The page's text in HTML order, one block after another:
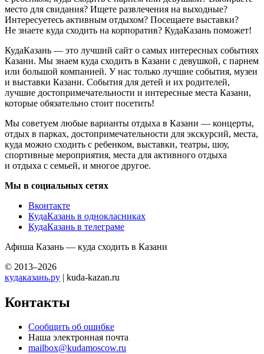
место для свидания? Ищете развлечения на выходные?
Интересуетесь активным отдыхом? Посещаете выставки?
Не знаете куда сходить на корпоратив? КудаКазань поможет!
КудаКазань — это лучший сайт о самых интересных событиях
Казани. Мы знаем куда сходить в Казани с девушкой, с парнем
или большой компанией. У нас только лучшие события, музеи
и выставки Казани. События для детей и их родителей,
лучшие достопримечательности и интересные места Казани,
которые обязательно стоит посетить!
Мы советуем любые варианты отдыха в Казани — концерты,
отдых в парках, достопримечательности для экскурсий, места,
куда можно сходить с ребенком, выставки, театры, шоу,
спортивные мероприятия, места для активного отдыха
и отдыха с семьей, и многое другое.
Мы в социальных сетях
Вконтакте
КудаКазань в однокласниках
КудаКазань в телеграме
Афиша Казань — куда сходить в Казани
© 2013–2026
кудаказань.ру | kuda-kazan.ru
Контакты
Сообщить об ошибке
Наша электронная почта
mailbox@kudamoscow.ru